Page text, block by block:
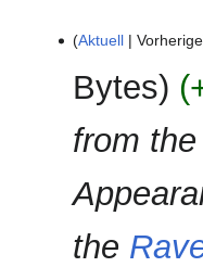
r
e
t
n
g
s
z
Dezember
Aktuell Vorherige
Bytes
from
the